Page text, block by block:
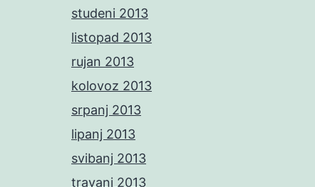
studeni 2013
listopad 2013
rujan 2013
kolovoz 2013
srpanj 2013
lipanj 2013
svibanj 2013
travanj 2013